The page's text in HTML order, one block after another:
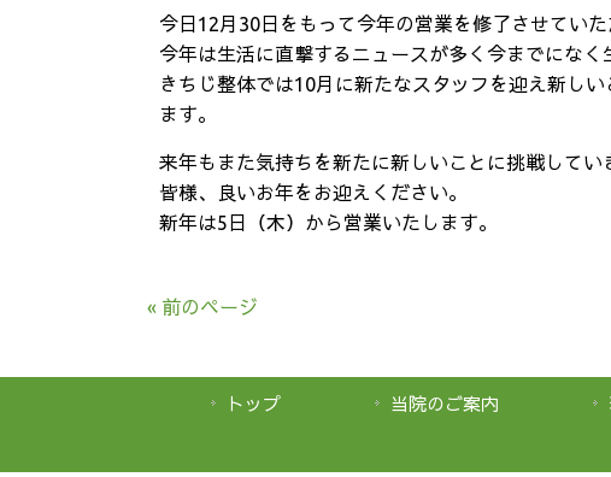
今日12月30日をもって今年の営業を修了させていた
今年は生活に直撃するニュースが多く今までにな
きちじ整体では10月に新たなスタッフを迎え新し
ます。
来年もまた気持ちを新たに新しいことに挑戦して
皆様、良いお年をお迎えください。
新年は5日（木）から営業いたします。
« 前のページ
トップ 当院のご案内